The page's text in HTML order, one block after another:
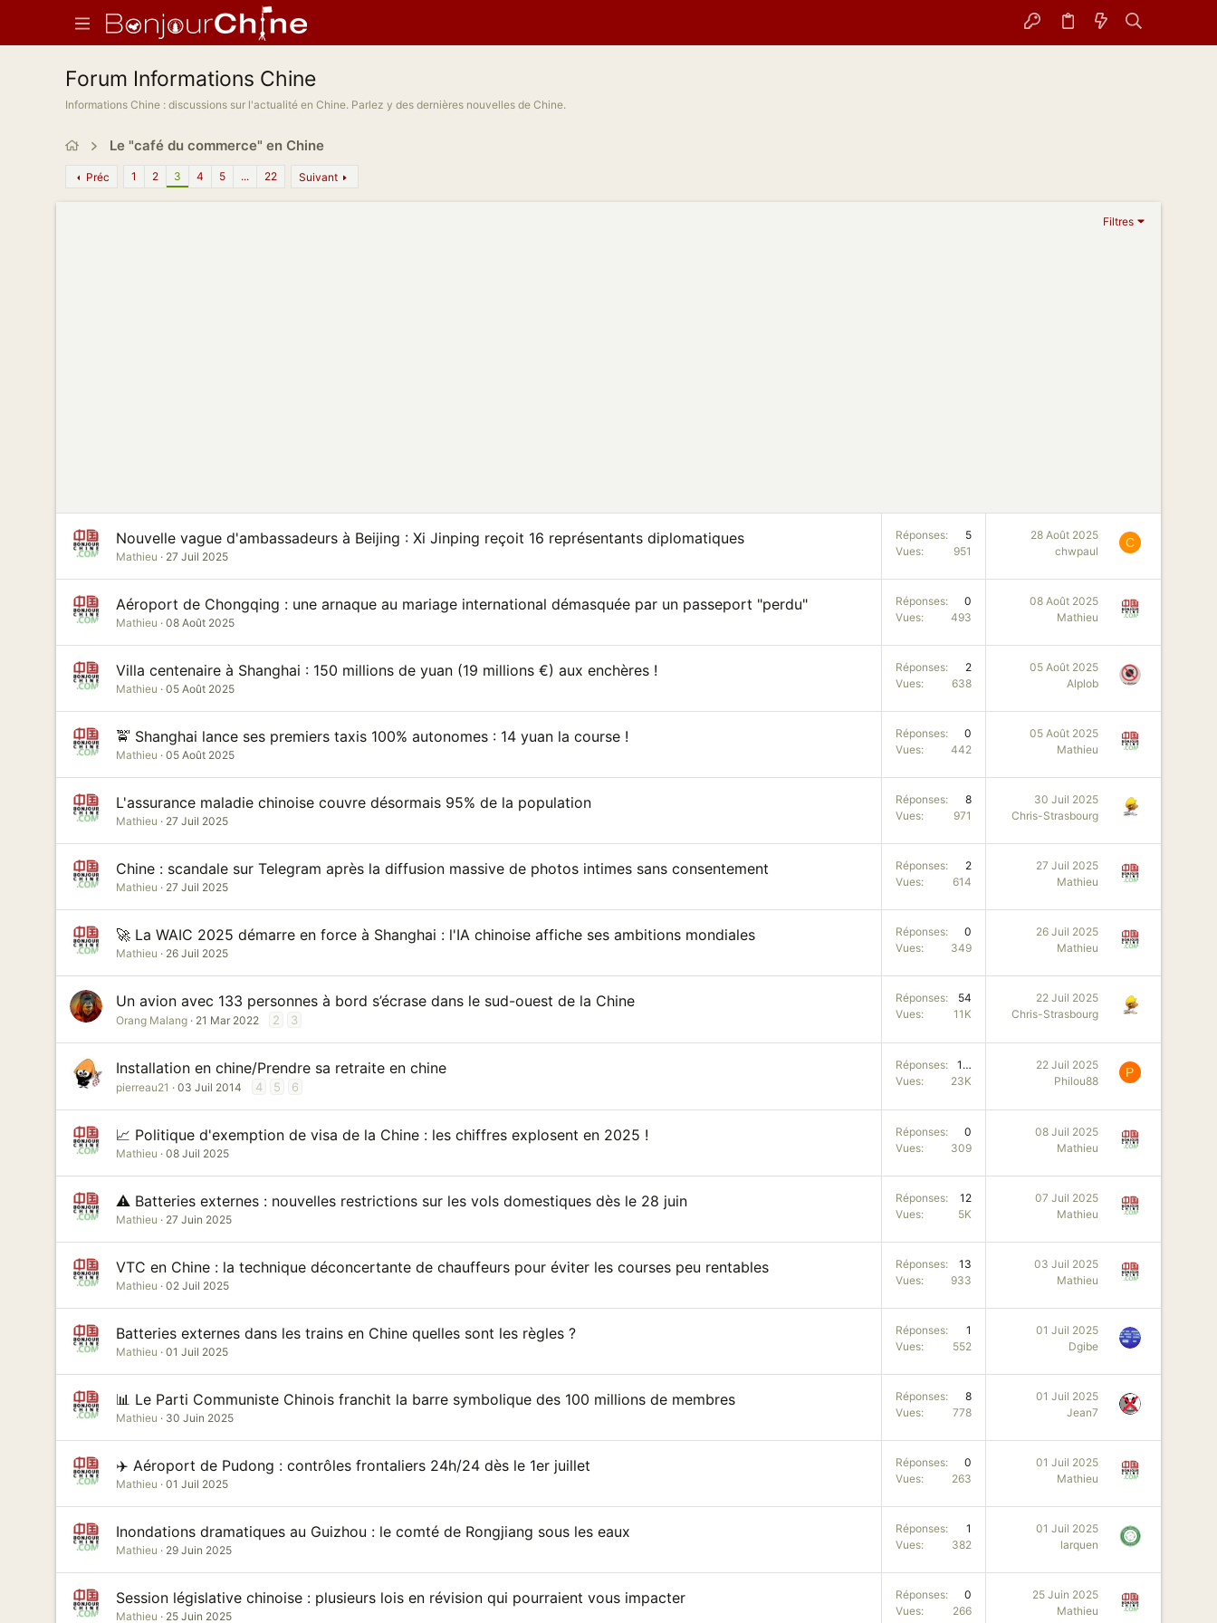
Forum Informations Chine
Informations Chine : discussions sur l'actualité en Chine. Parlez y des dernières nouvelles de Chine.
Le "café du commerce" en Chine
Préc 1 2 3 4 5 ... 22 Suivant
Filtres
Nouvelle vague d'ambassadeurs à Beijing : Xi Jinping reçoit 16 représentants diplomatiques
Mathieu 27 Juil 2025
Réponses
5
Vues
951
28 Août 2025
chwpaul
C
Aéroport de Chongqing : une arnaque au mariage international démasquée par un passeport "perdu"
Mathieu 08 Août 2025
Réponses
0
Vues
493
08 Août 2025
Mathieu
Villa centenaire à Shanghai : 150 millions de yuan (19 millions €) aux enchères !
Mathieu 05 Août 2025
Réponses
2
Vues
638
05 Août 2025
Alplob
🚖 Shanghai lance ses premiers taxis 100% autonomes : 14 yuan la course !
Mathieu 05 Août 2025
Réponses
0
Vues
442
05 Août 2025
Mathieu
L'assurance maladie chinoise couvre désormais 95% de la population
Mathieu 27 Juil 2025
Réponses
8
Vues
971
30 Juil 2025
Chris-Strasbourg
Chine : scandale sur Telegram après la diffusion massive de photos intimes sans consentement
Mathieu 27 Juil 2025
Réponses
2
Vues
614
27 Juil 2025
Mathieu
🚀 La WAIC 2025 démarre en force à Shanghai : l'IA chinoise affiche ses ambitions mondiales
Mathieu 26 Juil 2025
Réponses
0
Vues
349
26 Juil 2025
Mathieu
Un avion avec 133 personnes à bord s’écrase dans le sud-ouest de la Chine
Orang Malang 21 Mar 2022 2 3
Réponses
54
Vues
11K
22 Juil 2025
Chris-Strasbourg
Installation en chine/Prendre sa retraite en chine
pierreau21 03 Juil 2014 4 5 6
Réponses
102
Vues
23K
22 Juil 2025
Philou88
P
📈 Politique d'exemption de visa de la Chine : les chiffres explosent en 2025 !
Mathieu 08 Juil 2025
Réponses
0
Vues
309
08 Juil 2025
Mathieu
⚠️ Batteries externes : nouvelles restrictions sur les vols domestiques dès le 28 juin
Mathieu 27 Juin 2025
Réponses
12
Vues
5K
07 Juil 2025
Mathieu
VTC en Chine : la technique déconcertante de chauffeurs pour éviter les courses peu rentables
Mathieu 02 Juil 2025
Réponses
13
Vues
933
03 Juil 2025
Mathieu
Batteries externes dans les trains en Chine quelles sont les règles ?
Mathieu 01 Juil 2025
Réponses
1
Vues
552
01 Juil 2025
Dgibe
📊 Le Parti Communiste Chinois franchit la barre symbolique des 100 millions de membres
Mathieu 30 Juin 2025
Réponses
8
Vues
778
01 Juil 2025
Jean7
✈️ Aéroport de Pudong : contrôles frontaliers 24h/24 dès le 1er juillet
Mathieu 01 Juil 2025
Réponses
0
Vues
263
01 Juil 2025
Mathieu
Inondations dramatiques au Guizhou : le comté de Rongjiang sous les eaux
Mathieu 29 Juin 2025
Réponses
1
Vues
382
01 Juil 2025
larquen
Session législative chinoise : plusieurs lois en révision qui pourraient vous impacter
Mathieu 25 Juin 2025
Réponses
0
Vues
266
25 Juin 2025
Mathieu